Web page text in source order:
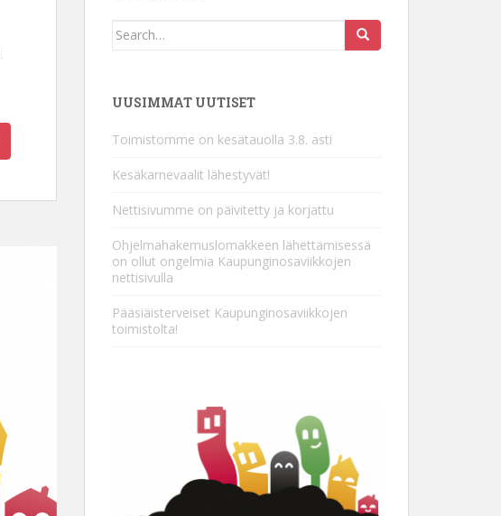
Search
UUSIMMAT UUTISET
Toimistomme on kesätauolla 3.8. asti
Kesäkarnevaalit lähestyvät!
Nettisivumme on päivitetty ja korjattu
Ohjelmahakemuslomakkeen lähettämisessä
on ollut ongelmia Kaupunginosaviikkojen
nettisivulla
Pääsiäisterveiset Kaupunginosaviikkojen
toimistolta!